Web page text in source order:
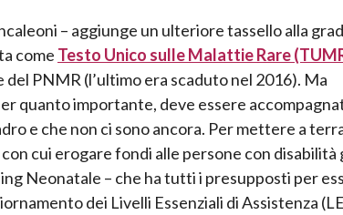
– aggiunge un ulteriore tassello alla
come Testo Unico sulle Malattie Rare
PNMR (l’ultimo era scaduto nel 2016). Ma
quanto importante, deve essere
e che non ci sono ancora. Per mettere a
cui erogare fondi alle persone con disabilità
Neonatale – che ha tutti i presupposti per
dei Livelli Essenziali di Assistenza